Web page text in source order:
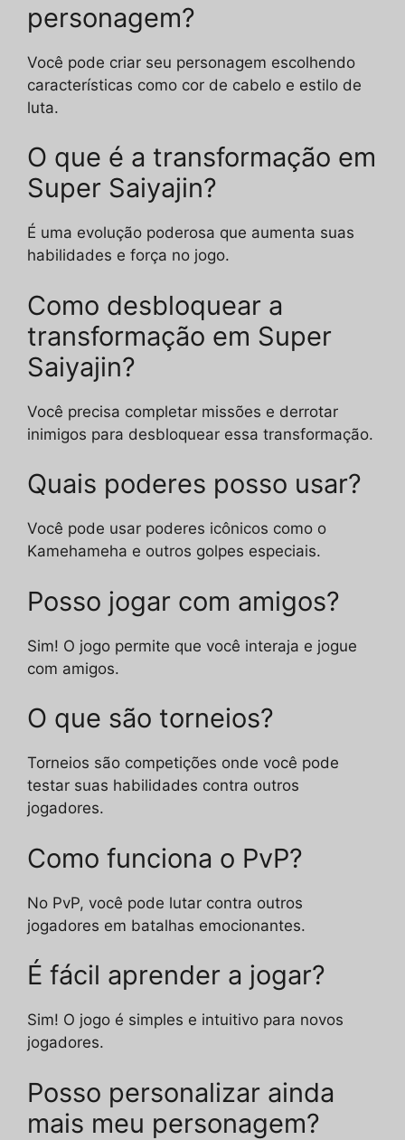
personagem?
Você pode criar seu personagem escolhendo
características como cor de cabelo e estilo de
luta.
O que é a transformação em
Super Saiyajin?
É uma evolução poderosa que aumenta suas
habilidades e força no jogo.
Como desbloquear a
transformação em Super
Saiyajin?
Você precisa completar missões e derrotar
inimigos para desbloquear essa transformação.
Quais poderes posso usar?
Você pode usar poderes icônicos como o
Kamehameha e outros golpes especiais.
Posso jogar com amigos?
Sim! O jogo permite que você interaja e jogue
com amigos.
O que são torneios?
Torneios são competições onde você pode
testar suas habilidades contra outros
jogadores.
Como funciona o PvP?
No PvP, você pode lutar contra outros
jogadores em batalhas emocionantes.
É fácil aprender a jogar?
Sim! O jogo é simples e intuitivo para novos
jogadores.
Posso personalizar ainda
mais meu personagem?